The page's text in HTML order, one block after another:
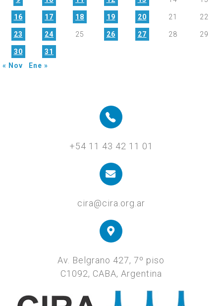
16 17 18 19 20 21 22
23 24 25 26 27 28 29
30
31
« Nov
Ene »
+54 11 43 42 11 01
cira@cira.org.ar
Av. Belgrano 427, 7º piso
C1092, CABA, Argentina